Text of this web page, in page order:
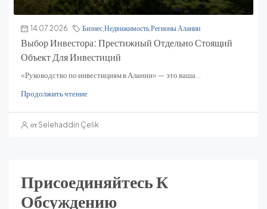
14.07.2026 Бизнес,Недвижимость,Регионы Алании
Выбор Инвестора: Престижный Отдельно Стоящий
Объект Для Инвестиций
«Руководство по инвестициям в Алании» — это ваша...
Продолжить чтение
от Selehaddin Çelik
Присоединяйтесь К
Обсуждению